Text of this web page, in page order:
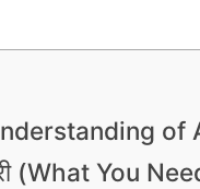
of
(What You